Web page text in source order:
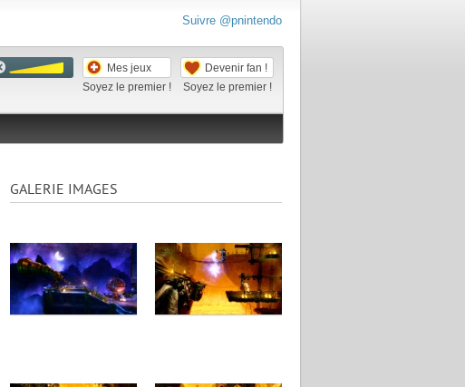
Suivre @pnintendo
Mes jeux
Soyez le premier !
Devenir fan !
Soyez le premier !
GALERIE IMAGES